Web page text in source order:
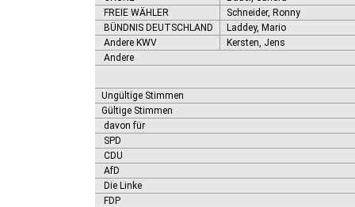
FREIE WÄHLER
Schneider, Ronny
BÜNDNIS DEUTSCHLAND
Laddey, Mario
Andere KWV
Kersten, Jens
Andere
Ungültige Stimmen
Gültige Stimmen
davon für
SPD
CDU
AfD
Die Linke
FDP